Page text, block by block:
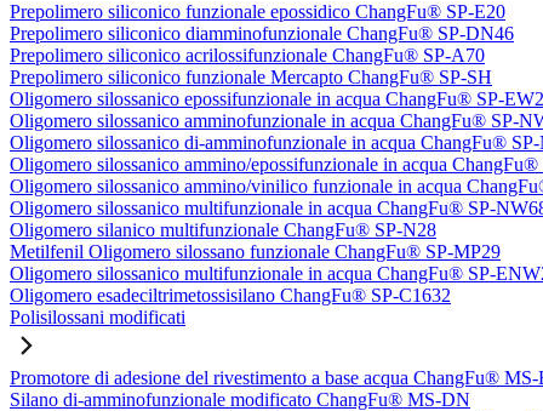
Prepolimero siliconico funzionale epossidico ChangFu® SP-E20
Prepolimero siliconico diamminofunzionale ChangFu® SP-DN46
Prepolimero siliconico acrilossifunzionale ChangFu® SP-A70
Prepolimero siliconico funzionale Mercapto ChangFu® SP-SH
Oligomero silossanico epossifunzionale in acqua ChangFu® SP-
Oligomero silossanico amminofunzionale in acqua ChangFu® SP-
Oligomero silossanico di-amminofunzionale in acqua ChangFu®
Oligomero silossanico ammino/epossifunzionale in acqua
Oligomero silossanico ammino/vinilico funzionale in acqua
Oligomero silossanico multifunzionale in acqua ChangFu® SP-
Oligomero silanico multifunzionale ChangFu® SP-N28
Metilfenil Oligomero silossano funzionale ChangFu® SP-MP29
Oligomero silossanico multifunzionale in acqua ChangFu® SP-
Oligomero esadeciltrimetossisilano ChangFu® SP-C1632
Polisilossani modificati
Promotore di adesione del rivestimento a base acqua ChangFu® MS-
Silano di-amminofunzionale modificato ChangFu® MS-DN